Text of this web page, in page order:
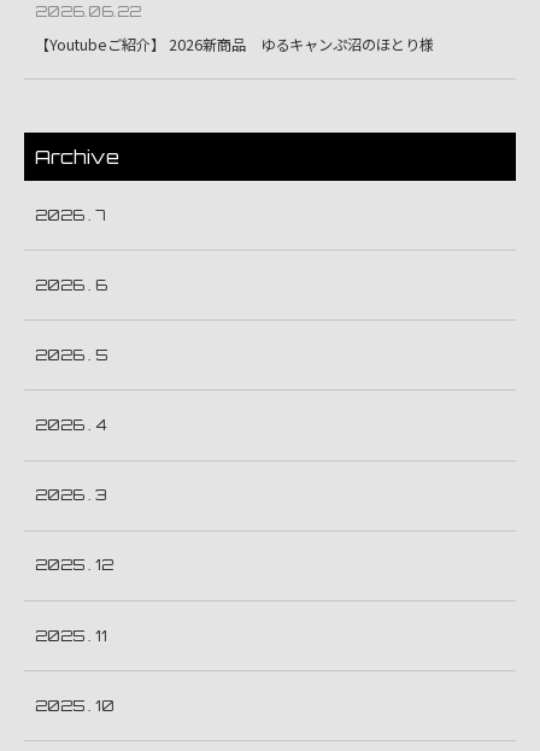
2026.06.22
【Youtubeご紹介】 2026新商品 ゆるキャンぷ沼のほとり様
Archive
2026 . 7
2026 . 6
2026 . 5
2026 . 4
2026 . 3
2025 . 12
2025 . 11
2025 . 10